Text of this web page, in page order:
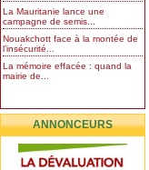
La Mauritanie lance une
campagne de semis...
Nouakchott face à la montée de
l’insécurité...
La mémoire effacée : quand la
mairie de...
ANNONCEURS